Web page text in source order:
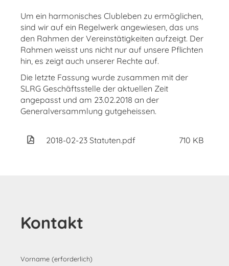
Um ein harmonisches Clubleben zu ermöglichen,
sind wir auf ein Regelwerk angewiesen, das uns
den Rahmen der Vereinstätigkeiten aufzeigt. Der
Rahmen weisst uns nicht nur auf unsere Pflichten
hin, es zeigt auch unserer Rechte auf.
Die letzte Fassung wurde zusammen mit der
SLRG Geschäftsstelle der aktuellen Zeit
angepasst und am 23.02.2018 an der
Generalversammlung gutgeheissen.
2018-02-23 Statuten.pdf 710 KB
Kontakt
Vorname (erforderlich)